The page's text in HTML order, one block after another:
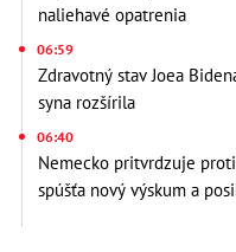
naliehavé opatrenia
06:59
Zdravotný stav Joea
syna rozšírila
06:40
Nemecko pritvrdzuje
spúšťa nový výskum a